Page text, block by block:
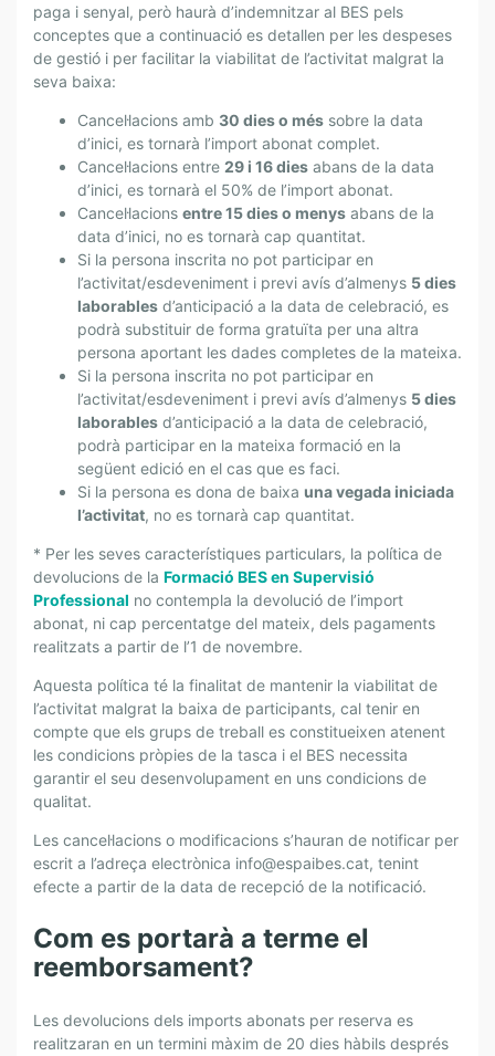
paga i senyal, però haurà d’indemnitzar al BES pels
conceptes que a continuació es detallen per les despeses
de gestió i per facilitar la viabilitat de l’activitat malgrat la
seva baixa:
Cancel·lacions amb 30 dies o més sobre la data
d’inici, es tornarà l’import abonat complet.
Cancel·lacions entre 29 i 16 dies abans de la data
d’inici, es tornarà el 50% de l’import abonat.
Cancel·lacions entre 15 dies o menys abans de la
data d’inici, no es tornarà cap quantitat.
Si la persona inscrita no pot participar en
l’activitat/esdeveniment i previ avís d’almenys 5 dies
laborables d’anticipació a la data de celebració, es
podrà substituir de forma gratuïta per una altra
persona aportant les dades completes de la mateixa.
Si la persona inscrita no pot participar en
l’activitat/esdeveniment i previ avís d’almenys 5 dies
laborables d’anticipació a la data de celebració,
podrà participar en la mateixa formació en la
següent edició en el cas que es faci.
Si la persona es dona de baixa una vegada iniciada
l’activitat, no es tornarà cap quantitat.
* Per les seves característiques particulars, la política de
devolucions de la Formació BES en Supervisió
Professional no contempla la devolució de l’import
abonat, ni cap percentatge del mateix, dels pagaments
realitzats a partir de l’1 de novembre.
Aquesta política té la finalitat de mantenir la viabilitat de
l’activitat malgrat la baixa de participants, cal tenir en
compte que els grups de treball es constitueixen atenent
les condicions pròpies de la tasca i el BES necessita
garantir el seu desenvolupament en uns condicions de
qualitat.
Les cancel·lacions o modificacions s’hauran de notificar per
escrit a l’adreça electrònica info@espaibes.cat, tenint
efecte a partir de la data de recepció de la notificació.
Com es portarà a terme el
reemborsament?
Les devolucions dels imports abonats per reserva es
realitzaran en un termini màxim de 20 dies hàbils després